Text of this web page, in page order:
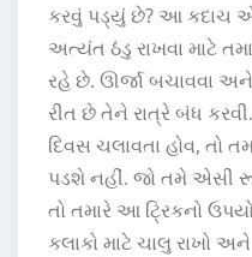
કરવું પડ્યું છે? આ કદાચ
અત્યંત ઠંડુ રાખવા માટે
રહે છે. ઊર્જા બચાવવા
રીત છે તેને રાત્રે બંધ
દિવસ ચલાવતા હોવ, તો
પડશે નહીં. જો તમે એસી
તો તમારે આ ટ્રિકનો
કલાકો માટે ચાલુ રાખો